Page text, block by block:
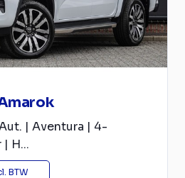
| Aventura | 4-
H...
BTW